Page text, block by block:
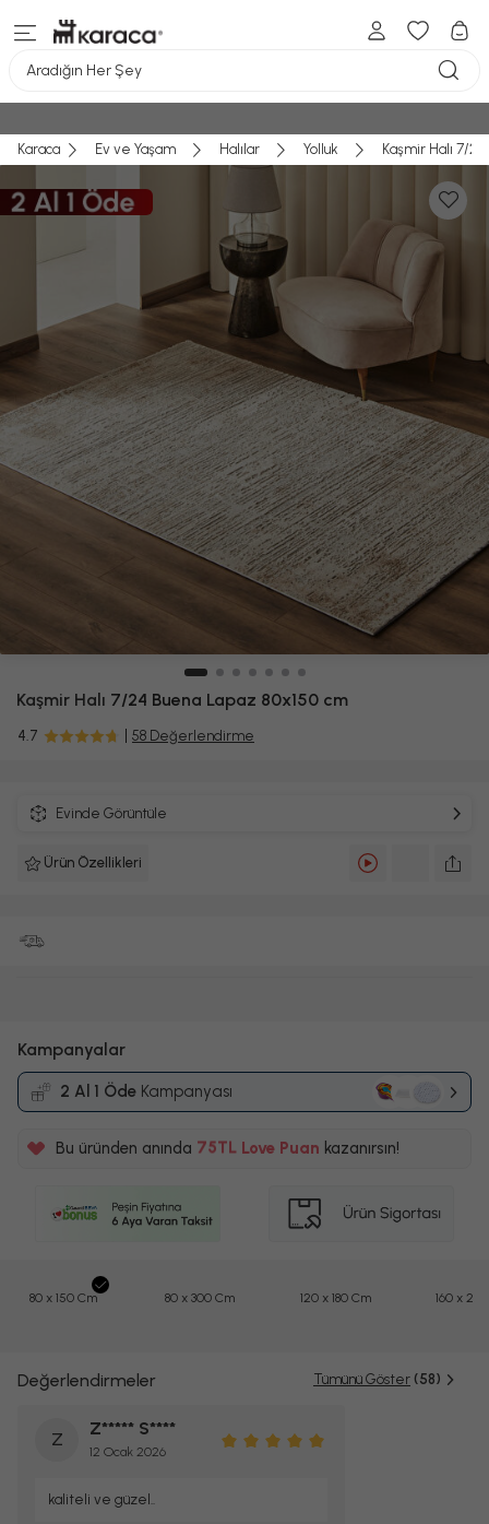
Aradığın Her Şey
Karaca Ev ve Yaşam Halılar Yolluk Kaşmir Halı 7/
Kaşmir Halı 7/24 Buena Lapaz 80x150 cm
4.7 58 Değerlendirme
Evinde Görüntüle
Ürün Özellikleri
Kampanyalar
2 Al 1 Öde Kampanyası
Bu üründen anında 75TL Love Puan kazanırsın!
80 x 150 Cm 80 x 300 Cm 120 x 180 Cm 160 x
Değerlendirmeler Tümünü Göster (58)
Z
Z***** S****
12 Ocak 2026
kaliteli ve güzel..